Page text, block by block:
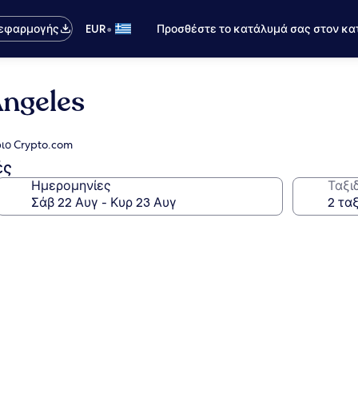
EUR• Προσθέστε το κατάλυμά σας στον
Crypto.com
Ημερομηνίες